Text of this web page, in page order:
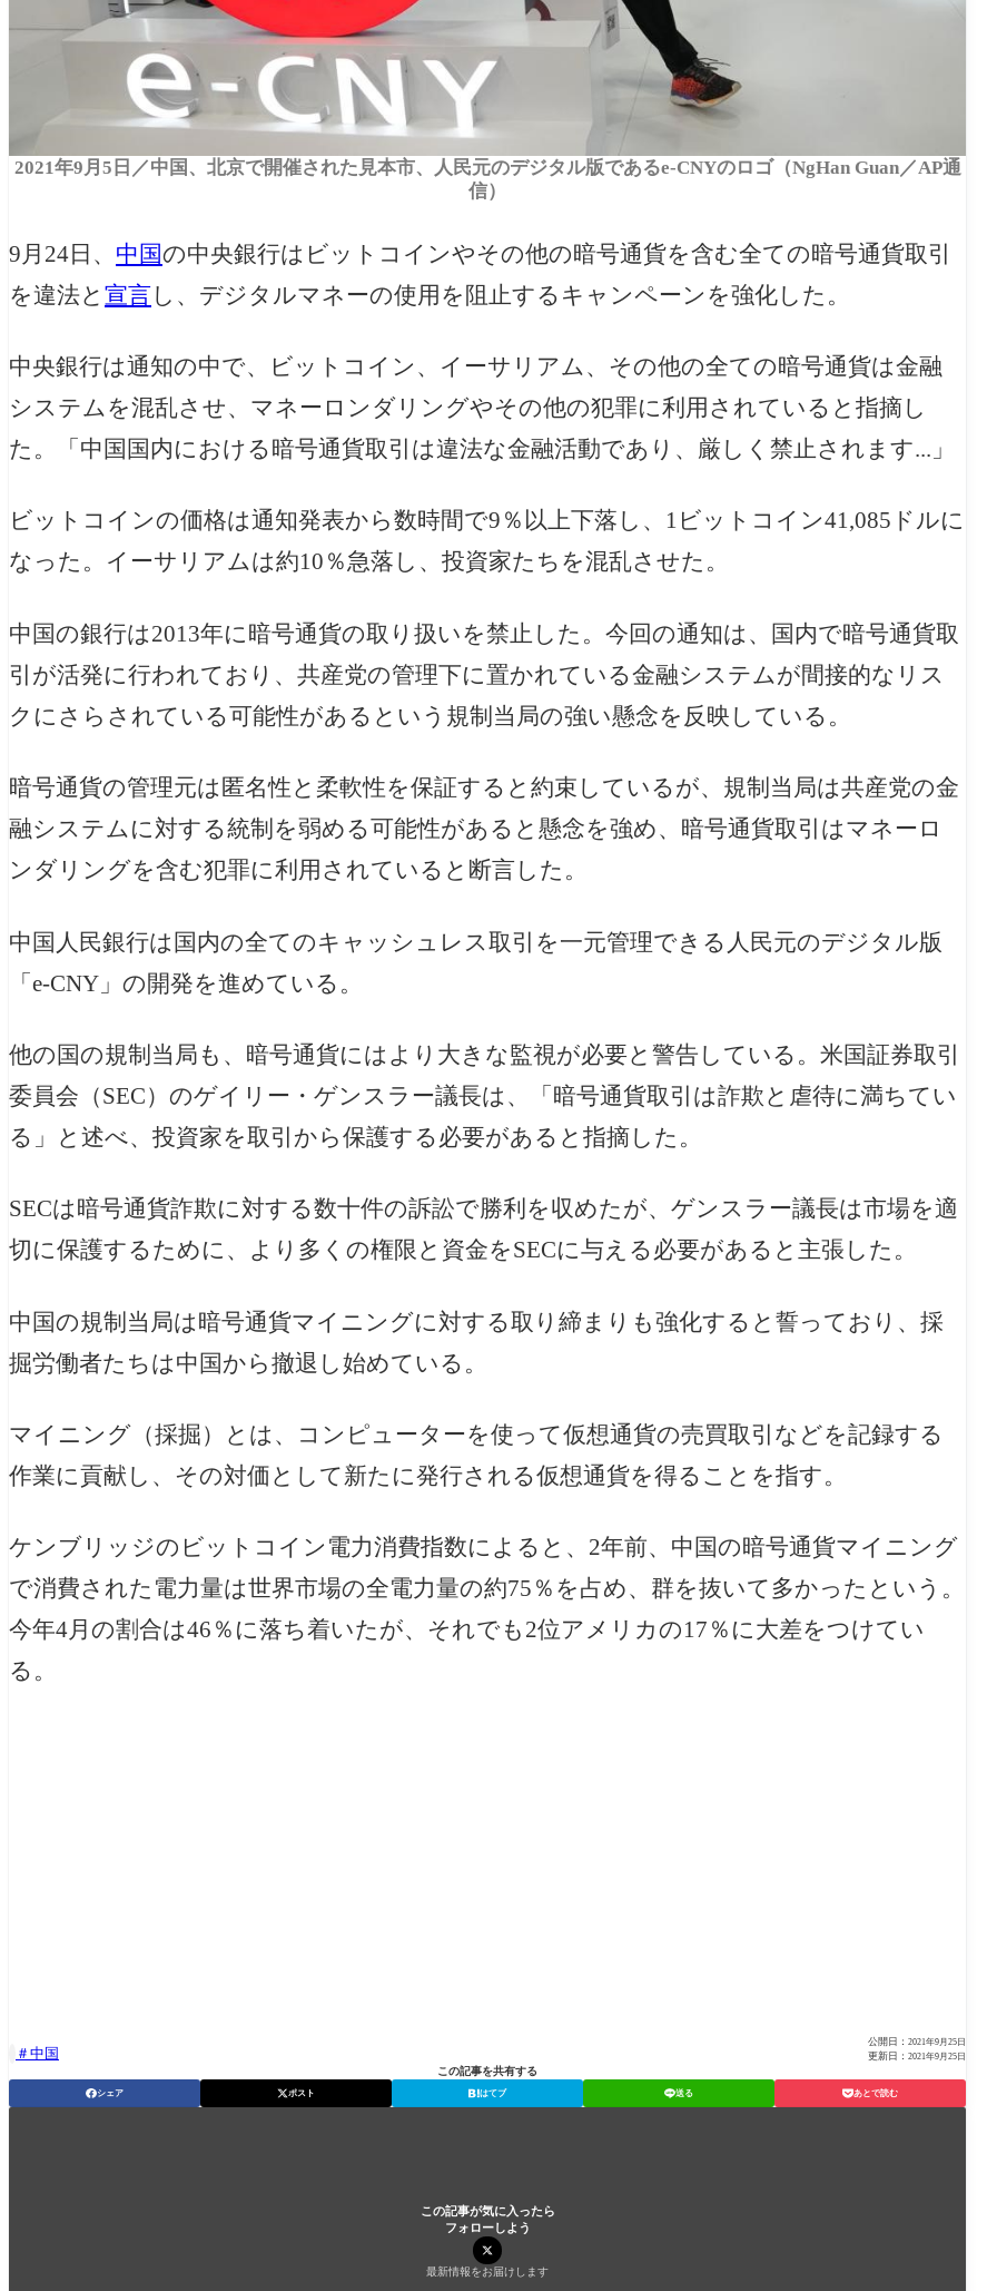
2021年9月5日／中国、北京で開催された見本市、人民元のデジタル版であるe-CNYのロゴ（NgHan Guan／AP通
信）
9月24日、 中国の中央銀行はビットコインやその他の暗号通貨を含む全ての暗号通貨取引
を違法と 宣言し、デジタルマネーの使用を阻止するキャンペーンを強化した。
中央銀行は通知の中で、ビットコイン、イーサリアム、その他の全ての暗号通貨は金融
システムを混乱させ、マネーロンダリングやその他の犯罪に利用されていると指摘し
た。「中国国内における暗号通貨取引は違法な金融活動であり、厳しく禁止されます...」
ビットコインの価格は通知発表から数時間で9％以上下落し、1ビットコイン41,085ドルに
なった。イーサリアムは約10％急落し、投資家たちを混乱させた。
中国の銀行は2013年に暗号通貨の取り扱いを禁止した。今回の通知は、国内で暗号通貨取
引が活発に行われており、共産党の管理下に置かれている金融システムが間接的なリス
クにさらされている可能性があるという規制当局の強い懸念を反映している。
暗号通貨の管理元は匿名性と柔軟性を保証すると約束しているが、規制当局は共産党の金
融システムに対する統制を弱める可能性があると懸念を強め、暗号通貨取引はマネーロ
ンダリングを含む犯罪に利用されていると断言した。
中国人民銀行は国内の全てのキャッシュレス取引を一元管理できる人民元のデジタル版
「e-CNY」の開発を進めている。
他の国の規制当局も、暗号通貨にはより大きな監視が必要と警告している。米国証券取引
委員会（SEC）のゲイリー・ゲンスラー議長は、「暗号通貨取引は詐欺と虐待に満ちてい
る」と述べ、投資家を取引から保護する必要があると指摘した。
SECは暗号通貨詐欺に対する数十件の訴訟で勝利を収めたが、ゲンスラー議長は市場を適
切に保護するために、より多くの権限と資金をSECに与える必要があると主張した。
中国の規制当局は暗号通貨マイニングに対する取り締まりも強化すると誓っており、採
掘労働者たちは中国から撤退し始めている。
マイニング（採掘）とは、コンピューターを使って仮想通貨の売買取引などを記録する
作業に貢献し、その対価として新たに発行される仮想通貨を得ることを指す。
ケンブリッジのビットコイン電力消費指数によると、2年前、中国の暗号通貨マイニング
で消費された電力量は世界市場の全電力量の約75％を占め、群を抜いて多かったという。
今年4月の割合は46％に落ち着いたが、それでも2位アメリカの17％に大差をつけてい
る。
中国
公開日： 2021年9月25日
更新日： 2021年9月25日
この記事を共有する
シェア ポスト はてブ 送る あとで読む
この記事が気に入ったら
フォローしよう
最新情報をお届けします